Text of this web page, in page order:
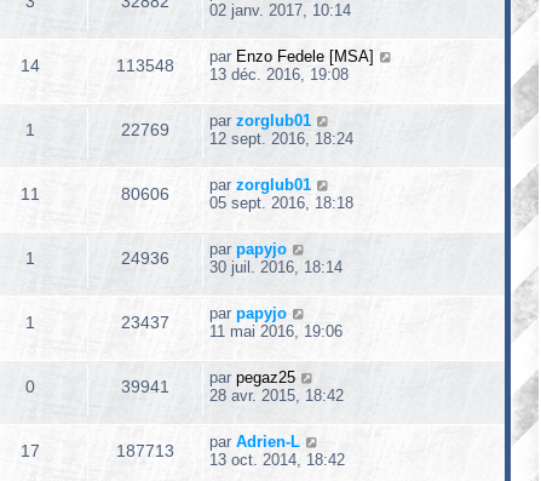
02 janv. 2017, 10:14
14 113548 par Enzo Fedele [MSA]
13 déc. 2016, 19:08
1 22769 par zorglub01
12 sept. 2016, 18:24
11 80606 par zorglub01
05 sept. 2016, 18:18
1 24936 par papyjo
30 juil. 2016, 18:14
1 23437 par papyjo
11 mai 2016, 19:06
0 39941 par pegaz25
28 avr. 2015, 18:42
17 187713 par Adrien-L
13 oct. 2014, 18:42